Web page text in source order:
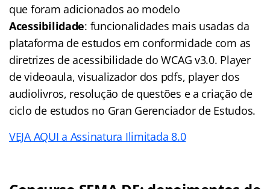
que foram adicionados ao modelo
Acessibilidade: funcionalidades mais usadas da
plataforma de estudos em conformidade com as
diretrizes de acessibilidade do WCAG v3.0. Player
de videoaula, visualizador dos pdfs, player dos
audiolivros, resolução de questões e a criação de
ciclo de estudos no Gran Gerenciador de Estudos.
VEJA AQUI a Assinatura Ilimitada 8.0